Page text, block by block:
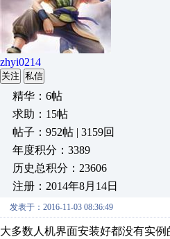
zhyi0214
关注 私信
精华：6帖
求助：15帖
帖子：952帖 | 3159回
年度积分：3389
历史总积分：23606
注册：2014年8月14日
发表于：2016-11-03 08:36:49
大多数人机界面安装好都没有实